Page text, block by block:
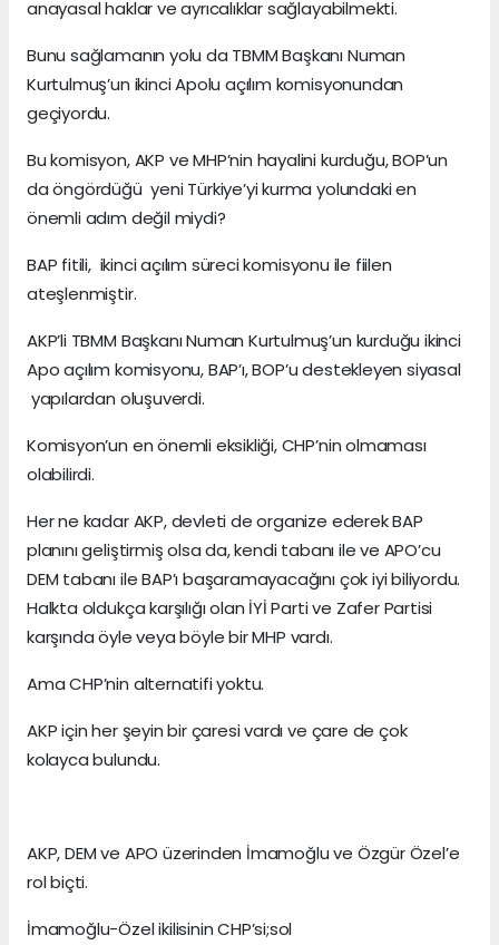
anayasal haklar ve ayrıcalıklar sağlayabilmekti.
Bunu sağlamanın yolu da TBMM Başkanı Numan
Kurtulmuş’un ikinci Apolu açılım komisyonundan
geçiyordu.
Bu komisyon, AKP ve MHP’nin hayalini kurduğu, BOP’un
da öngördüğü yeni Türkiye’yi kurma yolundaki en
önemli adım değil miydi?
BAP fitili, ikinci açılım süreci komisyonu ile fiilen
ateşlenmiştir.
AKP’li TBMM Başkanı Numan Kurtulmuş’un kurduğu ikinci
Apo açılım komisyonu, BAP’ı, BOP’u destekleyen siyasal
yapılardan oluşuverdi.
Komisyon’un en önemli eksikliği, CHP’nin olmaması
olabilirdi.
Her ne kadar AKP, devleti de organize ederek BAP
planını geliştirmiş olsa da, kendi tabanı ile ve APO’cu
DEM tabanı ile BAP’ı başaramayacağını çok iyi biliyordu.
Halkta oldukça karşılığı olan İYİ Parti ve Zafer Partisi
karşında öyle veya böyle bir MHP vardı.
Ama CHP’nin alternatifi yoktu.
AKP için her şeyin bir çaresi vardı ve çare de çok
kolayca bulundu.
AKP, DEM ve APO üzerinden İmamoğlu ve Özgür Özel’e
rol biçti.
İmamoğlu-Özel ikilisinin CHP’si;sol